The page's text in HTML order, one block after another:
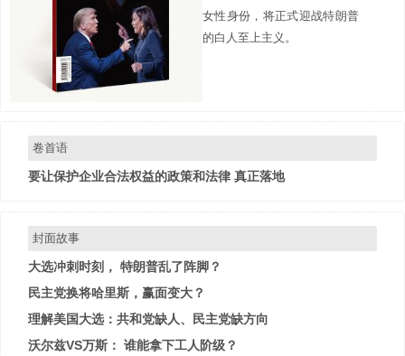
女性身份，将正式迎战特朗普
的白人至上主义。
卷首语
要让保护企业合法权益的政策和法律 真正落地
封面故事
大选冲刺时刻， 特朗普乱了阵脚？
民主党换将哈里斯，赢面变大？
理解美国大选：共和党缺人、民主党缺方向
沃尔兹VS万斯： 谁能拿下工人阶级？